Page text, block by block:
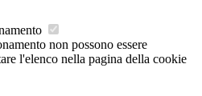
non possono essere
l'elenco nella pagina della cookie